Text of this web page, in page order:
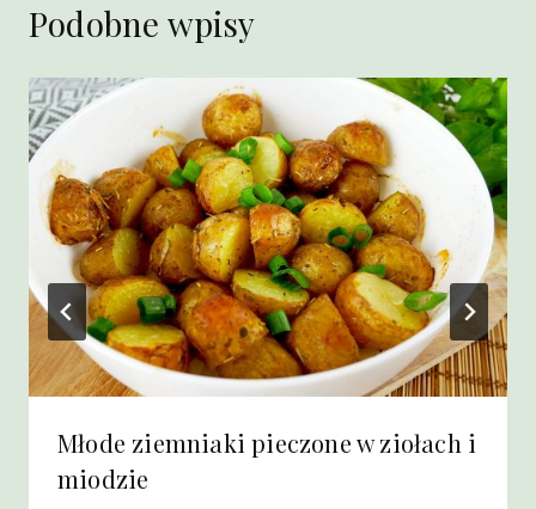
Podobne wpisy
Młode ziemniaki pieczone w ziołach i
miodzie